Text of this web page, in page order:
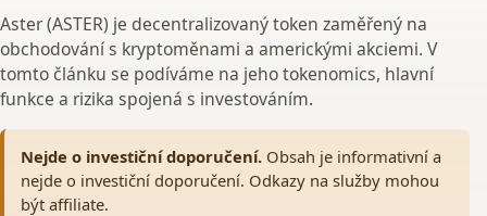
Aster (ASTER) je decentralizovaný token zaměřený na
obchodování s kryptoměnami a americkými akciemi. V
tomto článku se podíváme na jeho tokenomics, hlavní
funkce a rizika spojená s investováním.
Nejde o investiční doporučení. Obsah je informativní a
nejde o investiční doporučení. Odkazy na služby mohou
být affiliate.